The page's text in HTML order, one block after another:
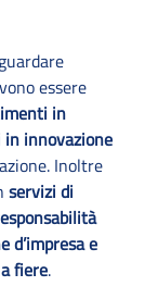
essere
in
innovazione
Inoltre
servizi di
d’impresa e
fiere.